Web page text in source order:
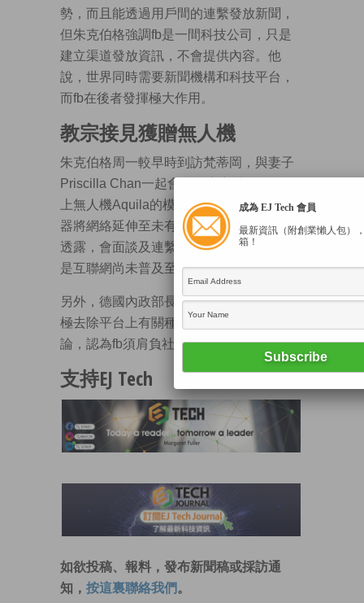
勢，而且能透過用戶間的連繫發放新聞，
但朱克伯格強調fb是一間科技公司，只是
建立渠道發放資訊，不會提供內容。他
說，世界同時需要新聞機構和科技平台，
而fb在後者發揮極大作用。
教宗接見獲贈無人機
朱克伯格周一較早時到訪梵蒂岡，與妻子
Priscilla Chan一起會見教宗方濟各，並送
上無人機Aquila的模型。Aquila可透過鐳射
器將網絡延伸至未有網絡觸及的地區。他
透露，會面談及連繫人們的重要性，特別
是互聯網尚未普及至全球所有地區。
另外，德國內政部長周一表示，fb應更積
極去除平台上有關種族主義內容和暴力言
論，認為fb須肩負社會責任。
支持EJ Tech
如欲投稿、報料，發布新聞稿或採訪通
知， 按這裏聯絡我們 。
成為 EJ Tech 會員
最新資訊（附創業懶人包）
箱！